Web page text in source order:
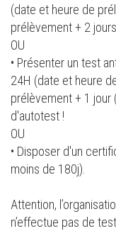
(date et heure de
prélèvement + 2
OU
• Présenter un test
24H (date et heure
prélèvement + 1 jour
d'autotest !
OU
• Disposer d'un
moins de 180j).
Attention,
n’effectue pas de